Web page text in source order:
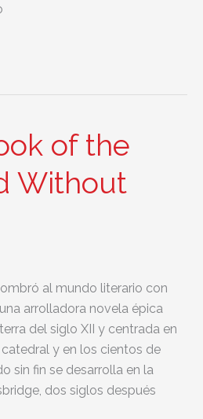
of the
Without
al mundo literario con
arrolladora novela épica
del siglo XII y centrada en
y en los cientos de
sin fin se desarrolla en la
dos siglos después